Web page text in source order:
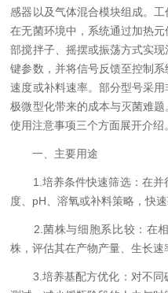
感器以及气体混合模块组成。
在无菌环境中，系统通过加热
部搅拌子、摇摆或振荡方式实
键参数，并将信号反馈至控制
速度或补料速率。部分型号采
极微型化带来的成本与灭菌难
使用注意事项三个方面展开介绍
一、主要用途
1.培养条件快速筛选：在并
度、pH、溶氧或补料策略，快速
2.菌株与细胞系比较：在相
株，评估其在产物产量、生长速
3.培养基配方优化：对不同